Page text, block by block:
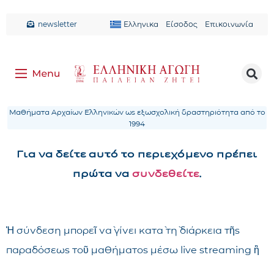
newsletter Ελληνικα Είσοδος Επικοινωνία
Μαθήματα Αρχαίων Ελληνικών ως εξωσχολική δραστηριότητα από το
1994
Για να δείτε αυτό το περιεχόμενο πρέπει
πρώτα να συνδεθείτε.
Ἡ σύνδεση μπορεῖ νὰ γίνει κατὰ τὴ διάρκεια τῆς
παραδόσεως τοῦ μαθήματος μέσω live streaming ἢ